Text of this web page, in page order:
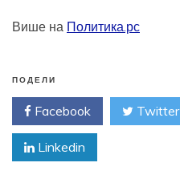
Више на Политика.рс
ПОДЕЛИ
Facebook Twitter
Linkedin